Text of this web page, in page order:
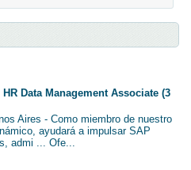
Data Management Associate (3
Aires - Como miembro de nuestro
ayudará a impulsar SAP
admi ... Ofe...